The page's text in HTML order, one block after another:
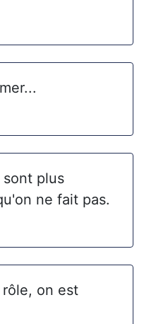
plus
ne fait pas.
on est